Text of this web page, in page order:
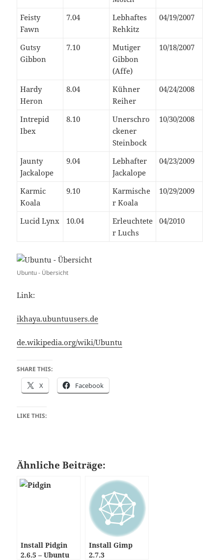
Feisty
Fawn
7.04
Lebhaftes
Rehkitz
04/19/2007
Gutsy
Gibbon
7.10
Mutiger
Gibbon
(Affe)
10/18/2007
Hardy
Heron
8.04
Kühner
Reiher
04/24/2008
Intrepid
Ibex
8.10
Unerschro
ckener
Steinbock
10/30/2008
Jaunty
Jackalope
9.04
Lebhafter
Jackalope
04/23/2009
Karmic
Koala
9.10
Karmische
r Koala
10/29/2009
Lucid Lynx 10.04
Erleuchtete
r Luchs
04/2010
Ubuntu - Übersicht
Link:
ikhaya.ubuntuusers.de
de.wikipedia.org/wiki/Ubuntu
SHARE THIS:
X Facebook
LIKE THIS:
Ähnliche Beiträge:
Install Pidgin
2.6.5 – Ubuntu
Install Gimp
2.7.3